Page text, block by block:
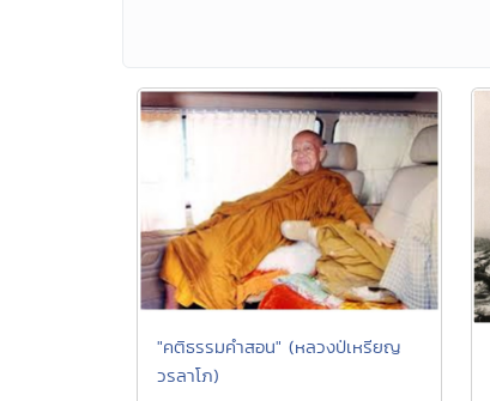
"คติธรรมคำสอน" (หลวงป่เหรียญ
วรลาโภ)